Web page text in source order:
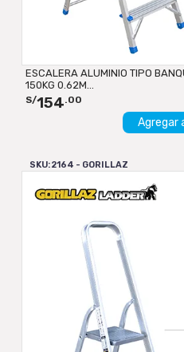
ESCALERA ALUMINIO TIPO
150KG 0.62M...
S/154.00
Agregar
SKU: 2164 - GORILLAZ